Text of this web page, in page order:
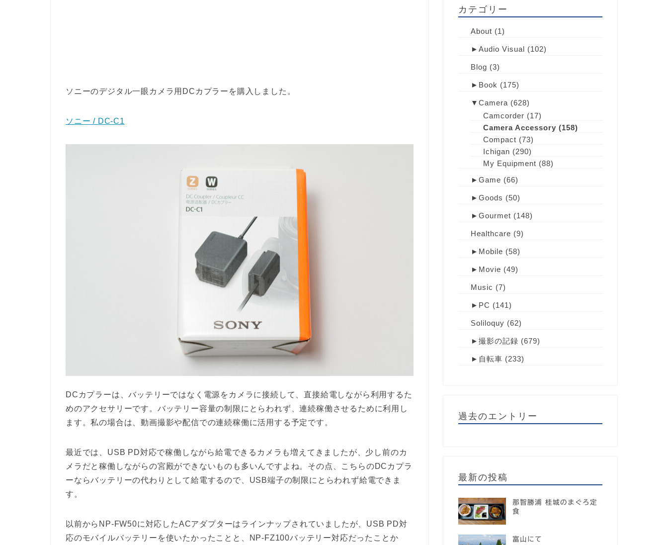
ソニーのデジタル一眼カメラ用DCカプラーを購入しました。
ソニー / DC-C1
DCカプラーは、バッテリーではなく電源をカメラに接続して、直接給電しながら利用するた
めのアクセサリーです。バッテリー容量の制限にとらわれず、連続稼働させるために利用し
ます。私の場合は、動画撮影や配信での連続稼働に活用する予定です。
最近では、USB PD対応で稼働しながら給電できるカメラも増えてきましたが、少し前のカ
メラだと稼働しながらの宮殿ができないものも多いんですよね。その点、こちらのDCカプラ
ーならバッテリーの代わりとして給電するので、USB端子の制限にとらわれず給電できま
す。
以前からNP-FW50に対応したACアダプターはラインナップされていましたが、USB PD対
応のモバイルバッテリーを使いたかったことと、NP-FZ100バッテリー対応だったことか
カテゴリー
About (1)
► Audio Visual (102)
Blog (3)
► Book (175)
▼ Camera (628)
Camcorder (17)
Camera Accessory (158)
Compact (73)
Ichigan (290)
My Equipment (88)
► Game (66)
► Goods (50)
► Gourmet (148)
Healthcare (9)
► Mobile (58)
► Movie (49)
Music (7)
► PC (141)
Soliloquy (62)
► 撮影の記録 (679)
► 自転車 (233)
過去のエントリー
最新の投稿
那智勝浦 桂城のまぐろ定
食
富山にて